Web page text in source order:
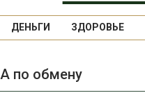
ДЕНЬГИ ЗДОРОВЬЕ
по обмену